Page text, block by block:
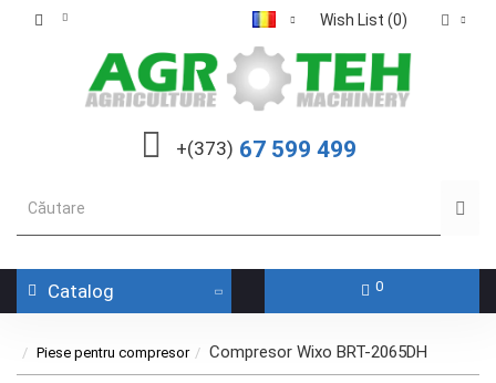
Wish List (0)
+(373) 67 599 499
Catalog 0
Piese pentru compresor Compresor Wixo BRT-2065DH